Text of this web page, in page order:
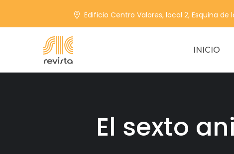
Edificio Centro Valores, local 2, Esquina de
INICIO
El sexto